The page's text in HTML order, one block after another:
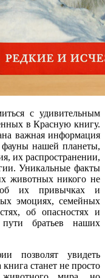
с удивительным
в Красную книгу.
важная информация
фауны нашей планеты,
их распространении,
Уникальные факты
животных никого не
об их привычках и
эмоциях, семейных
об опасностях и
пути братьев наших
позволят увидеть
станет не просто